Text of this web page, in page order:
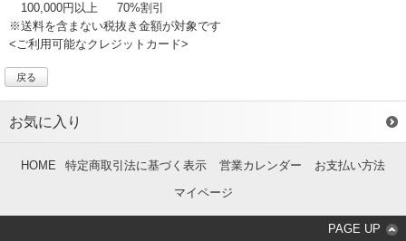
100,000円以上
70%割引
※送料を含まない税抜き金額が対象です
<ご利用可能なクレジットカード>
戻る
お気に入り
HOME 特定商取引法に基づく表示 営業カレンダー
お支払い方法
マイページ
PAGE UP